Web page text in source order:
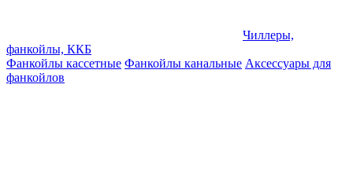
Чиллеры,
фанкойлы, ККБ
Фанкойлы кассетные Фанкойлы канальные Аксессуары для
фанкойлов